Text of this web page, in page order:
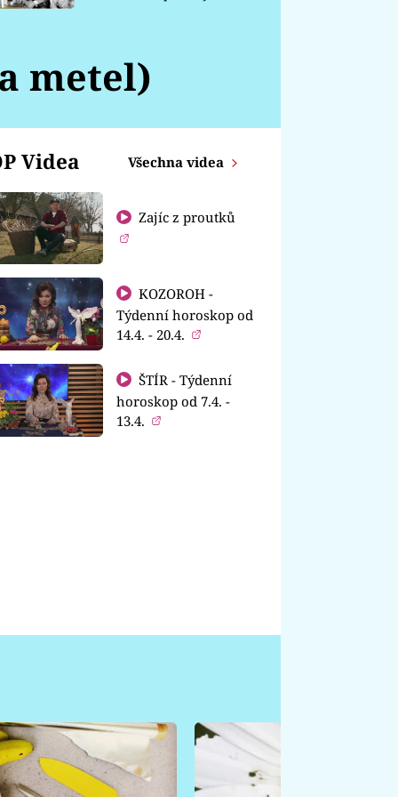
metel)
Videa Všechna videa
Zajíc z proutků
KOZOROH -
Týdenní horoskop od
14.4. - 20.4.
ŠTÍR - Týdenní
horoskop od 7.4. -
13.4.